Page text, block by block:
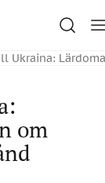
Ukraina:
om